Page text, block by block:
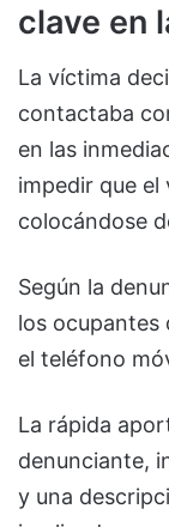
clave en
La víctima
contactaba
en las
impedir que el
colocándose
Según la
los ocupantes
el teléfono
La rápida
denunciante,
y una